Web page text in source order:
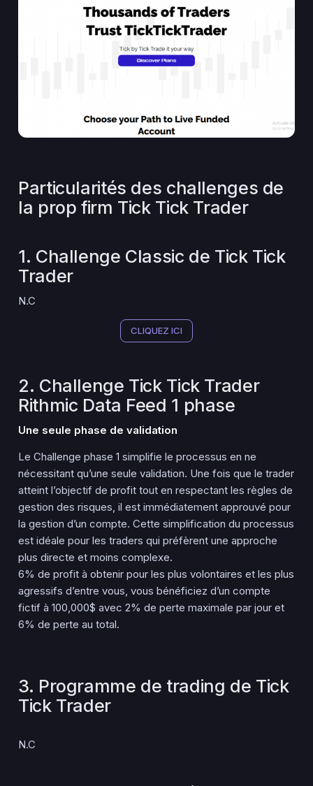
Particularités des challenges de
la prop firm Tick Tick Trader
1. Challenge Classic de Tick Tick
Trader
N.C
CLIQUEZ ICI
2. Challenge Tick Tick Trader
Rithmic Data Feed 1 phase
Une seule phase de validation
Le Challenge phase 1 simplifie le processus en ne
nécessitant qu’une seule validation. Une fois que le trader
atteint l’objectif de profit tout en respectant les règles de
gestion des risques, il est immédiatement approuvé pour
la gestion d’un compte. Cette simplification du processus
est idéale pour les traders qui préfèrent une approche
plus directe et moins complexe.
6% de profit à obtenir pour les plus volontaires et les plus
agressifs d’entre vous, vous bénéficiez d’un compte
fictif à 100,000$ avec 2% de perte maximale par jour et
6% de perte au total.
3. Programme de trading de Tick
Tick Trader
N.C